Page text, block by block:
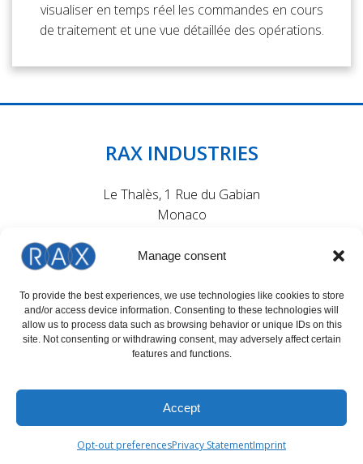
Manage consent
To provide the best experiences, we use technologies like cookies to store
and/or access device information. Consenting to these technologies will
allow us to process data such as browsing behavior or unique IDs on this
site. Not consenting or withdrawing consent, may adversely affect certain
features and functions.
Accept
Opt-out preferencesPrivacy StatementImprint
visualiser en temps réel les commandes en cours
de traitement et une vue détaillée des opérations.
RAX INDUSTRIES
Le Thalès, 1 Rue du Gabian
Monaco
Suivez l'actualité de RAX Solutions sur nos réseaux Sociaux
HORAIRES D'OUVERTURE
LUN - JEU : 09:00 - 17:00 (GMT+1)
VEN 09:00 - 16:00 (GMT+1)